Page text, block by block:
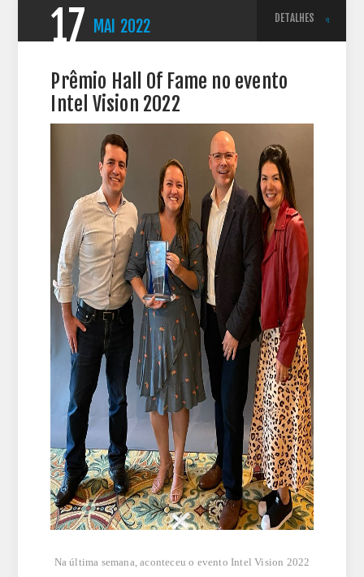
17 MAI 2022 DETALHES
Prêmio Hall Of Fame no evento
Intel Vision 2022
Na última semana, aconteceu o evento Intel Vision 2022